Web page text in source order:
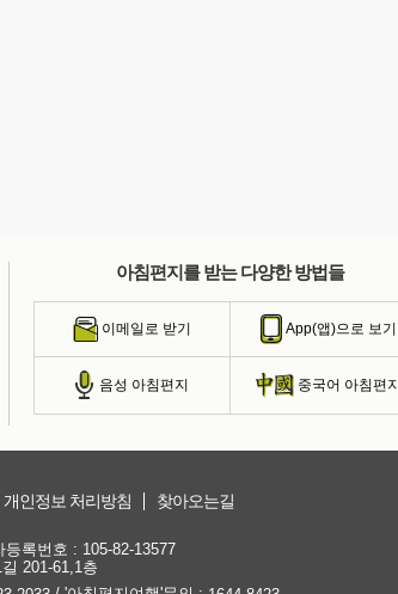
아침편지를 받는 다양한 방법들
이메일로 받기 App(앱)으로 보기
음성 아침편지 중국어 아침편지
개인정보 처리방침 찾아오는길
록번호 : 105-82-13577
201-61,1층